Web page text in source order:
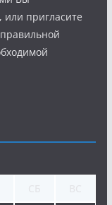
или пригласите